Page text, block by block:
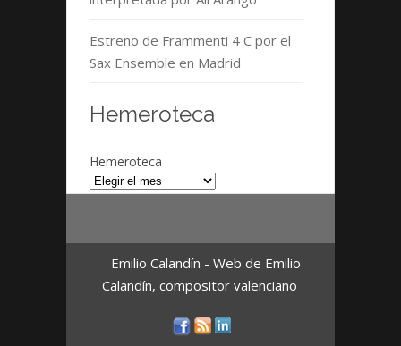
Estreno de Frammenti 4 C por el
Sax Ensemble en Madrid
Hemeroteca
Hemeroteca
Emilio Calandín - Web de Emilio
Calandín, compositor valenciano